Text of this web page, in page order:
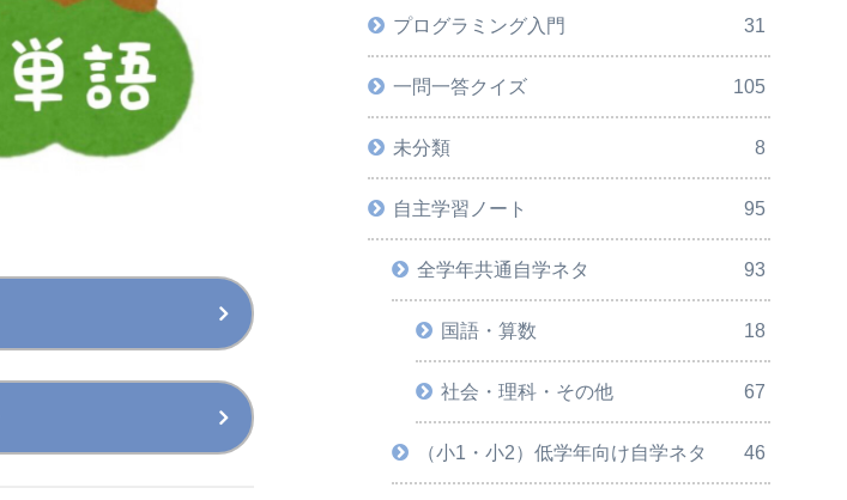
プログラミング入門 31
一問一答クイズ 105
未分類 8
自主学習ノート 95
全学年共通自学ネタ 93
国語・算数 18
社会・理科・その他 67
（小1・小2）低学年向け自学ネタ 46